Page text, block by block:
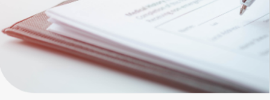
หนังสือเชิญประชุมผู้
ถือหุ้น
การจ่ายเงินปันผล
ข้อบังคับ
การดําเนินงานตาม
นโยบายรัฐ
แผนงานที่สําคัญ
ข้อมูลโครงการลงทุน
ที่สำคัญ
การจัดซื้อจัดจ้าง
(CAC)
กฎบัตรคณะ
ดูแลที่ดี
แผนงานและผลการ
อำนาจหน้าที่
ข้อมูลการติดต่อ
แผนและความ
ก้าวหน้าในการ
ดำเนินงานและการใช้